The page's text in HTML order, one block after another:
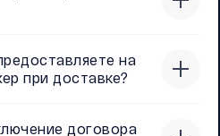
на
при доставке?
договора